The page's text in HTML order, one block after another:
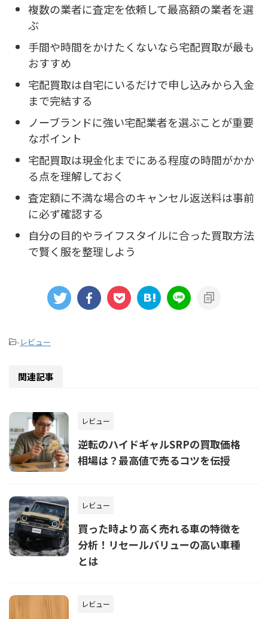
複数の業者に査定を依頼して最高額の業者を選
ぶ
手間や時間をかけたくないなら宅配買取が最も
おすすめ
宅配買取は自宅にいるだけで申し込みから入金
まで完結する
ノーブランドに強い宅配業者を選ぶことが重要
なポイント
宅配買取は現金化までにある程度の時間がかか
る点を理解しておく
査定額に不満な場合のキャンセル返送料は事前
に必ず確認する
自分の目的やライフスタイルに合った買取方法
で賢く服を整理しよう
- レビュー
関連記事
レビュー
逆転のハイドギャルSRPの買取価格
相場は？最高値で売るコツを伝授
レビュー
買った時より高く売れる車の特徴を
分析！リセールバリューの高い車種
とは
レビュー